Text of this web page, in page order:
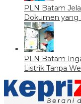
PLN Batam
Dokumen yang
PLN Batam
Listrik Tanpa